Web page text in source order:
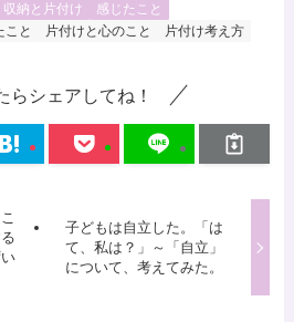
収納と片付け
感じたこと
こと 片付けと心のこと 片付け考え方
らシェアしてね！
子どもは自立した。「は
て、私は？」～「自立」
について、考えてみた。